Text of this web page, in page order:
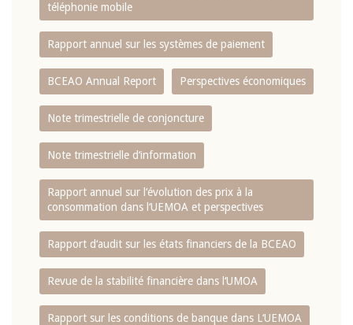
téléphonie mobile
Rapport annuel sur les systèmes de paiement
BCEAO Annual Report Perspectives économiques
Note trimestrielle de conjoncture
Note trimestrielle d‘information
Rapport annuel sur l‘évolution des prix à la
consommation dans l‘UEMOA et perspectives
Rapport d‘audit sur les états financiers de la BCEAO
Revue de la stabilité financière dans l‘UMOA
Rapport sur les conditions de banque dans L‘UEMOA